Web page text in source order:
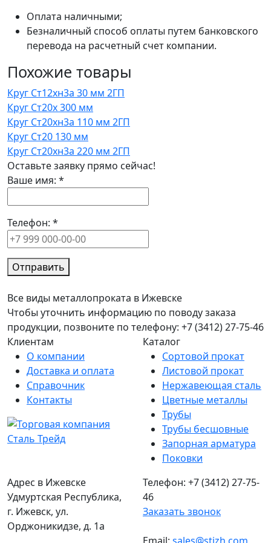
Оплата наличными;
Безналичный способ оплаты путем банковского
перевода на расчетный счет компании.
Похожие товары
Круг Ст12хн3а 30 мм 2ГП
Круг Ст20х 300 мм
Круг Ст20хн3а 110 мм 2ГП
Круг Ст20 130 мм
Круг Ст20хн3а 220 мм 2ГП
Оставьте заявку прямо сейчас!
Ваше имя: *
Телефон: *
Отправить
Все виды металлопроката в Ижевске
Чтобы уточнить информацию по поводу заказа
продукции, позвоните по телефону: +7 (3412) 27-75-46
Клиентам
О компании
Доставка и оплата
Справочник
Контакты
Каталог
Сортовой прокат
Листовой прокат
Нержавеющая сталь
Цветные металлы
Трубы
Трубы бесшовные
Запорная арматура
Поковки
Адрес в Ижевске
Удмуртская Республика,
г. Ижевск, ул.
Орджоникидзе, д. 1а
Телефон: +7 (3412) 27-75-
46
Заказать звонок